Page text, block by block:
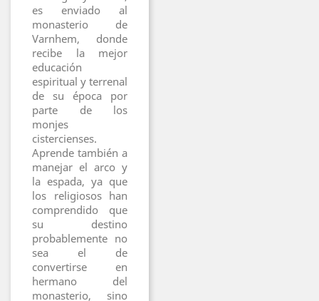
es enviado al
monasterio de
Varnhem, donde
recibe la mejor
educación
espiritual y terrenal
de su época por
parte de los
monjes
cistercienses.
Aprende también a
manejar el arco y
la espada, ya que
los religiosos han
comprendido que
su destino
probablemente no
sea el de
convertirse en
hermano del
monasterio, sino